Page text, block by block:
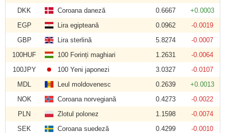
DKK
Coroana daneză 0.6667
+0.0003
EGP
Lira egipteană 0.0962
-0.0019
GBP
Lira sterlină 5.8274
-0.0007
100HUF
100 Forinți maghiari 1.2631
-0.0064
100JPY
100 Yeni japonezi 3.0327
-0.0107
MDL
Leul moldovenesc 0.2639
+0.0013
NOK
Coroana norvegiană 0.4273
-0.0022
PLN
Zlotul polonez 1.1598
-0.0074
SEK
Coroana suedeză 0.4299
-0.0010